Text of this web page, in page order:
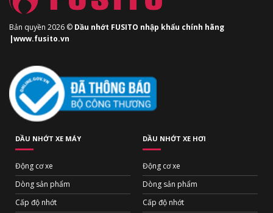
Bản quyền 2026 © Dầu nhớt FUSITO nhập khẩu chính hãng
|www.fusito.vn
DẦU NHỚT XE MÁY
Động cơ xe
Dòng sản phẩm
Cấp độ nhớt
DẦU NHỚT XE HƠI
Động cơ xe
Dòng sản phẩm
Cấp độ nhớt